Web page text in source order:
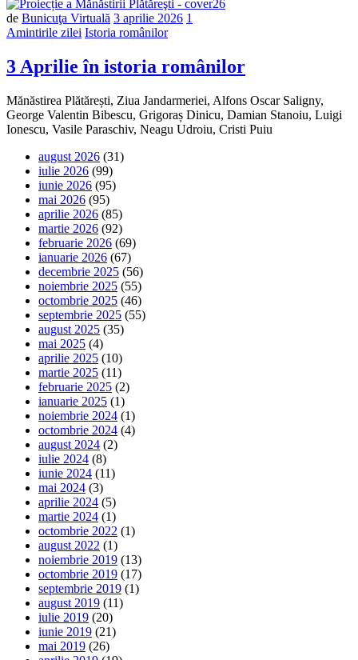
de Bunicuţa Virtuală 3 aprilie 2026 1
Amintirile zilei Istoria românilor
3 Aprilie în istoria românilor
Mănăstirea Plătărești, Ziua Jandarmeriei, Alfons Oscar Saligny,
George Valentin Bibescu, Grigoraș Dinicu, Damian Stanoiu, Luigi
Ionescu, Vasile Paraschiv, Neagu Udroiu, Cristi Puiu
august 2026 (31)
iulie 2026 (99)
iunie 2026 (95)
mai 2026 (95)
aprilie 2026 (85)
martie 2026 (92)
februarie 2026 (69)
ianuarie 2026 (67)
decembrie 2025 (56)
noiembrie 2025 (55)
octombrie 2025 (46)
septembrie 2025 (55)
august 2025 (35)
mai 2025 (4)
aprilie 2025 (10)
martie 2025 (11)
februarie 2025 (2)
ianuarie 2025 (1)
noiembrie 2024 (1)
octombrie 2024 (4)
august 2024 (2)
iulie 2024 (8)
iunie 2024 (11)
mai 2024 (3)
aprilie 2024 (5)
martie 2024 (1)
octombrie 2022 (1)
august 2022 (1)
noiembrie 2019 (13)
octombrie 2019 (17)
septembrie 2019 (1)
august 2019 (11)
iulie 2019 (20)
iunie 2019 (21)
mai 2019 (26)